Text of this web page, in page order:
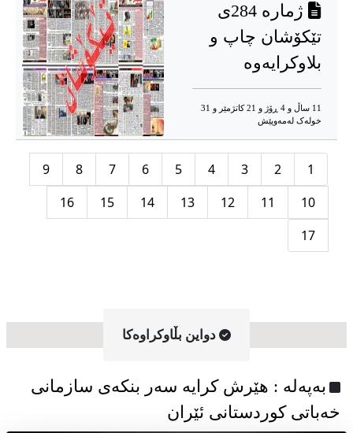
ژمارە 284ی
تێکۆشان چاپ و
بلاوکرایەوە
11 ساڵ و 4 ڕۆژ و 21 کاتژمێر و 31
خوله‌ک له‌مه‌وپێش‌
1
2
3
4
5
6
7
8
9
10
11
12
13
14
15
16
17
دواین بڵاوکراوه‌کا
به‌په‌له‌ : هێرش کرایە سەر بنکەی سازمانی
خەباتی کوردستانی ئێران